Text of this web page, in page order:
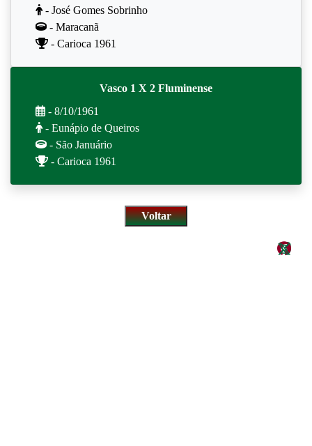
- José Gomes Sobrinho
- Maracanã
- Carioca 1961
Vasco 1 X 2 Fluminense
- 8/10/1961
- Eunápio de Queiros
- São Januário
- Carioca 1961